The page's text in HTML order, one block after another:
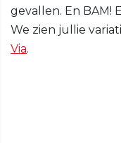
gevallen. En BAM!
We zien jullie
Via.